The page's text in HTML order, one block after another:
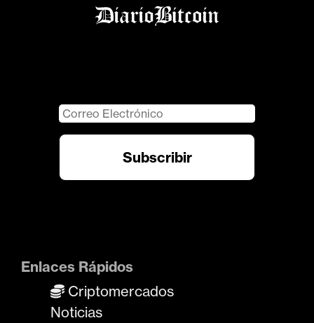
Enlaces Rápidos
Criptomercados
Noticias